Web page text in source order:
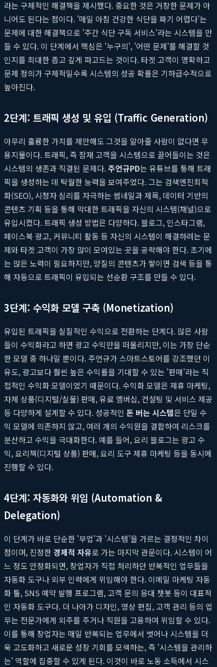
라는 구체적인 해결책을 제시했다. 중요한 것은 거창한 문제가 아
니어도 된다는 점이다. '매일 아침 건강한 식단을 짜기 어렵다'는
문제에 대한 해결책으로 '주간 식단 구독 서비스'라는 시스템을 만
들 수 있다. 이 단계에서 핵심은 '누구의', '어떤 문제'를 해결할 것
인지를 최대한 좁고 깊게 파고드는 것이다. 타겟 고객이 명확하고
문제 정의가 구체적일수록 시스템의 성공 확률은 기하급수적으로
높아진다.
2단계: 트래픽 생성 및 유입 (Traffic Generation)
아무리 훌륭한 가치를 제안해도 그것을 알아줄 사람이 없다면 무
용지물이다. 트래픽, 즉 잠재 고객을 시스템으로 끌어들이는 것은
시스템의 생존과 직결된 문제다.주언규PD는 유튜브를 통해 트래
픽을 생성하는 데 탁월한 능력을 보여주었다. 그는 검색엔진최적
화(SEO), 시청자 심리를 자극하는 썸네일과 제목, 데이터 기반의
콘텐츠 기획 등을 통해 막대한 트래픽을 자신의 시스템(채널)으로
유입시켰다. 트래픽 생성 방법은 다양하다. 블로그, 인스타그램,
페이스북 광고, 커뮤니티 활동 등 자신의 시스템이 해결하려는 문
제와 타겟 고객이 가장 많이 모여있는 곳을 공략해야 한다. 초기에
는 많은 노력이 필요하지만, 양질의 콘텐츠가 쌓이면 검색 등을 통
해 자동으로 트래픽이 유입되는 선순환 구조를 만들 수 있다.
3단계: 수익화 모델 구축 (Monetization)
유입된 트래픽을 실질적인 수익으로 전환하는 단계다. 많은 사람
들이 수익화라고 하면 광고 수익만을 떠올리지만, 이는 가장 단순
한 모델 중 하나일 뿐이다. 주언규가 스마트스토어를 강조했던 이
유도, 광고보다 훨씬 높은 수익률을 기대할 수 있는 '판매'라는 직
접적인 수익화 모델이었기 때문이다. 수익화 모델은 제휴 마케팅,
자체 상품(디지털/실물) 판매, 유료 멤버십, 컨설팅 및 서비스 제공
등 다양하게 설계할 수 있다. 성공적인 돈 버는 시스템은 단일 수
익 모델에 의존하지 않고, 여러 개의 수익원을 결합하여 리스크를
분산하고 수익을 극대화한다. 예를 들어, 요리 블로그는 광고 수
익, 요리책(디지털 상품) 판매, 요리 도구 제휴 마케팅 등을 동시에
진행할 수 있다.
4단계: 자동화와 위임 (Automation &
Delegation)
이 단계가 바로 단순한 '부업'과 '시스템'을 가르는 결정적인 차이
점이며, 진정한 경제적 자유로 가는 마지막 관문이다. 시스템이 어
느 정도 안정화되면, 창업자가 직접 처리하던 반복적인 업무들을
자동화 도구나 외부 인력에게 위임해야 한다. 이메일 마케팅 자동
화 툴, SNS 예약 발행 프로그램, 고객 문의 응대 챗봇 등이 대표적
인 자동화 도구다. 더 나아가 디자인, 영상 편집, 고객 관리 등의 업
무는 전문가에게 외주를 주거나 직원을 고용하여 위임할 수 있다.
이를 통해 창업자는 매일 반복되는 업무에서 벗어나 시스템을 더
욱 고도화하고 새로운 성장 기회를 모색하는, 즉 '시스템을 관리하
는' 역할에 집중할 수 있게 된다. 이것이 바로 노동 소득에서 시스